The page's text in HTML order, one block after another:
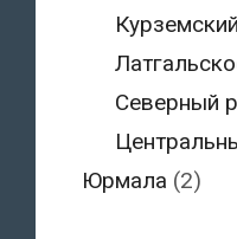
Северный
Юрмала (2)